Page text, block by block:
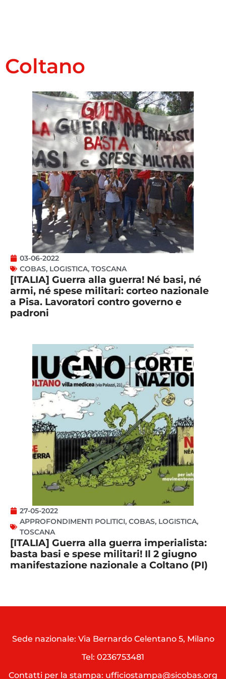
Coltano
03-06-2022
COBAS, LOGISTICA, TOSCANA
[ITALIA] Guerra alla guerra! Né basi, né
armi, né spese militari: corteo nazionale
a Pisa. Lavoratori contro governo e
padroni
27-05-2022
APPROFONDIMENTI POLITICI, COBAS, LOGISTICA,
TOSCANA
[ITALIA] Guerra alla guerra imperialista:
basta basi e spese militari! Il 2 giugno
manifestazione nazionale a Coltano (PI)
Sede nazionale: Via Bernardo Celentano 5, Milano
Tel: 0236753481
Contatti per la stampa: ufficiostampa@sicobas.org